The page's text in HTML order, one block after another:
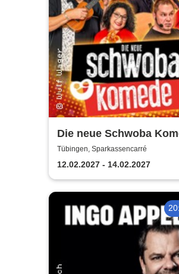
Die neue Schwoba
Tübingen, Sparkassencarré
12.02.2027 - 14.02.2027